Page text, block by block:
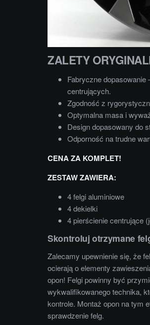
ZALETY
Fabryczne
centrujących.
Zgodność z
Optymalna masa i
Design dopasowany do
Odporność na trudne
CENA ZA KOMPLET!
ZESTAW ZAWIERA:
4 felgi aluminiowe
4 dekielki
4 pierścienie centrujące
Skontroluj otrzymane
Zalecamy upewnienie się, że
ocierają o elementy
opon! Felgi powinny być
wykwalifikowanego technika,
kontrole. Montaż opon na tym
sprawdzenie felg.